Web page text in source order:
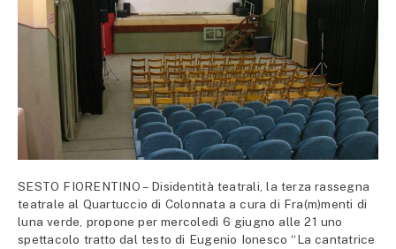
SESTO FIORENTINO – Disidentità teatrali, la terza rassegna
teatrale al Quartuccio di Colonnata a cura di Fra(m)menti di
luna verde, propone per mercoledì 6 giugno alle 21 uno
spettacolo tratto dal testo di Eugenio Ionesco “La cantatrice